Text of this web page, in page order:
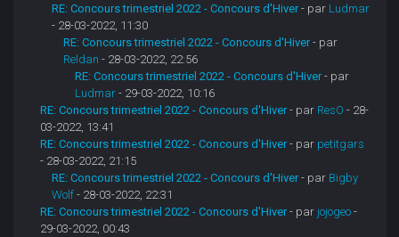
RE: Concours trimestriel 2022 - Concours d'Hiver - par Ludmar
- 28-03-2022, 11:30
RE: Concours trimestriel 2022 - Concours d'Hiver - par
Reldan - 28-03-2022, 22:56
RE: Concours trimestriel 2022 - Concours d'Hiver - par
Ludmar - 29-03-2022, 10:16
RE: Concours trimestriel 2022 - Concours d'Hiver - par ResO - 28-
03-2022, 13:41
RE: Concours trimestriel 2022 - Concours d'Hiver - par petitgars
- 28-03-2022, 21:15
RE: Concours trimestriel 2022 - Concours d'Hiver - par Bigby
Wolf - 28-03-2022, 22:31
RE: Concours trimestriel 2022 - Concours d'Hiver - par jojogeo -
29-03-2022, 00:43